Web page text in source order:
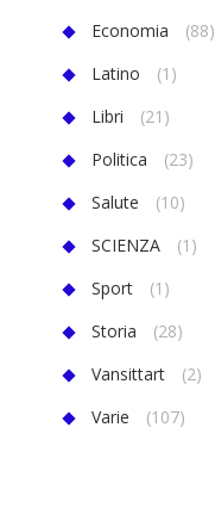
Economia
(88)
Latino
(1)
Libri
(21)
Politica
(23)
Salute
(10)
SCIENZA
(1)
Sport
(1)
Storia
(28)
Vansittart
(2)
Varie
(107)